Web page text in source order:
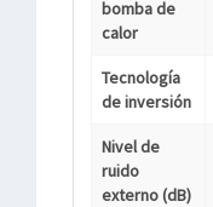
bomba de
calor
Tecnología
de inversión
Nivel de
ruido
externo (dB)